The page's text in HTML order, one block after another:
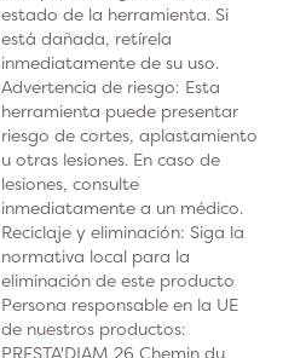
estado de la herramienta. Si
está dañada, retírela
inmediatamente de su uso.
Advertencia de riesgo: Esta
herramienta puede presentar
riesgo de cortes, aplastamiento
u otras lesiones. En caso de
lesiones, consulte
inmediatamente a un médico.
Reciclaje y eliminación: Siga la
normativa local para la
eliminación de este producto
Persona responsable en la UE
de nuestros productos:
PRESTA'DIAM 26 Chemin du